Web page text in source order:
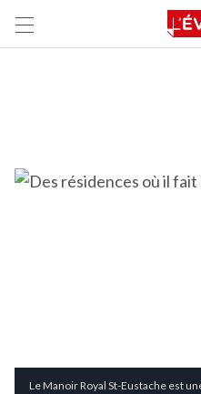
Le Manoir Royal St-Eustache est